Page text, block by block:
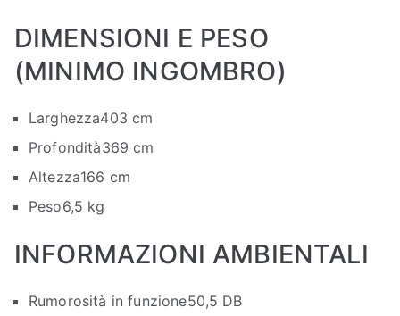
DIMENSIONI E PESO
(MINIMO INGOMBRO)
Larghezza403 cm
Profondità369 cm
Altezza166 cm
Peso6,5 kg
INFORMAZIONI AMBIENTALI
Rumorosità in funzione50,5 DB